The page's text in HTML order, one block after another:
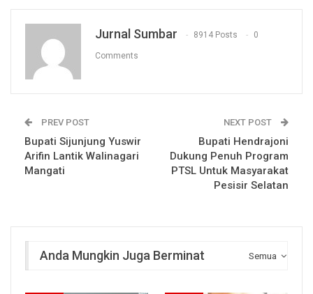
Jurnal Sumbar 8914 Posts 0
Comments
PREV POST
Bupati Sijunjung Yuswir
Arifin Lantik Walinagari
Mangati
NEXT POST
Bupati Hendrajoni
Dukung Penuh Program
PTSL Untuk Masyarakat
Pesisir Selatan
Semua
Anda Mungkin Juga Berminat